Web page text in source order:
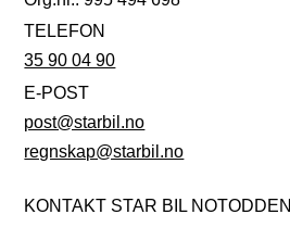
TELEFON
35 90 04 90
E-POST
post@starbil.no
regnskap@starbil.no
KONTAKT STAR BIL NOTODDEN